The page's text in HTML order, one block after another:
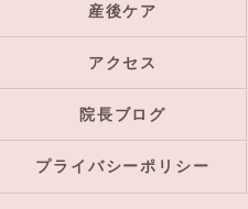
産後ケア
アクセス
院長ブログ
プライバシーポリシー